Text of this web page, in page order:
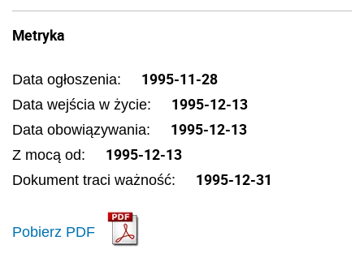
Metryka
Data ogłoszenia: 1995-11-28
Data wejścia w życie: 1995-12-13
Data obowiązywania: 1995-12-13
Z mocą od: 1995-12-13
Dokument traci ważność: 1995-12-31
Pobierz PDF